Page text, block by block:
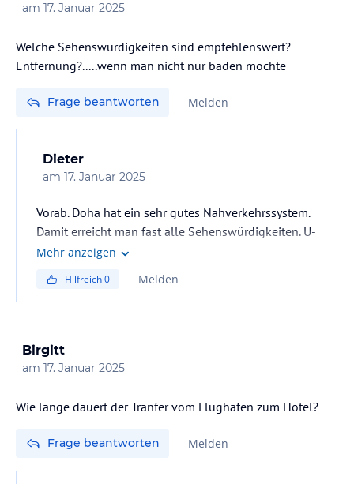
am 17. Januar 2025
Welche Sehenswürdigkeiten sind empfehlenswert?
Entfernung?.....wenn man nicht nur baden möchte
Frage beantworten Melden
Dieter
am 17. Januar 2025
Vorab. Doha hat ein sehr gutes Nahverkehrssystem.
Damit erreicht man fast alle Sehenswürdigkeiten. U-
Bahn ist ca. 15 Min. vom Hotel entfernt.
Nationalbibliothek, Falcon Souq, Aspire Park u. Tower,
Mehr anzeigen
Hilfreich0 Melden
Birgitt
am 17. Januar 2025
Wie lange dauert der Tranfer vom Flughafen zum Hotel?
Frage beantworten Melden